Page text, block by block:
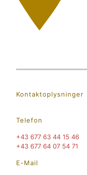
Kontaktoplysninger
Telefon
+43 677 63 44 15 46
+43 677 64 07 54 71
E-Mail